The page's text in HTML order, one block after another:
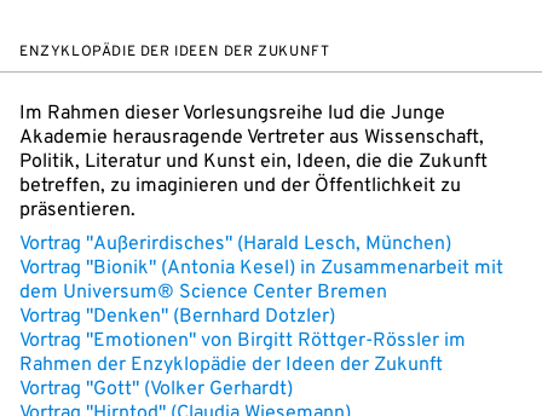
ENZYKLOPÄDIE DER IDEEN DER ZUKUNFT
Im Rahmen dieser Vorlesungsreihe lud die Junge
Akademie herausragende Vertreter aus Wissenschaft,
Politik, Literatur und Kunst ein, Ideen, die die Zukunft
betreffen, zu imaginieren und der Öffentlichkeit zu
präsentieren.
Vortrag "Außerirdisches" (Harald Lesch, München)
Vortrag "Bionik" (Antonia Kesel) in Zusammenarbeit mit
dem Universum® Science Center Bremen
Vortrag "Denken" (Bernhard Dotzler)
Vortrag "Emotionen" von Birgitt Röttger-Rössler im
Rahmen der Enzyklopädie der Ideen der Zukunft
Vortrag "Gott" (Volker Gerhardt)